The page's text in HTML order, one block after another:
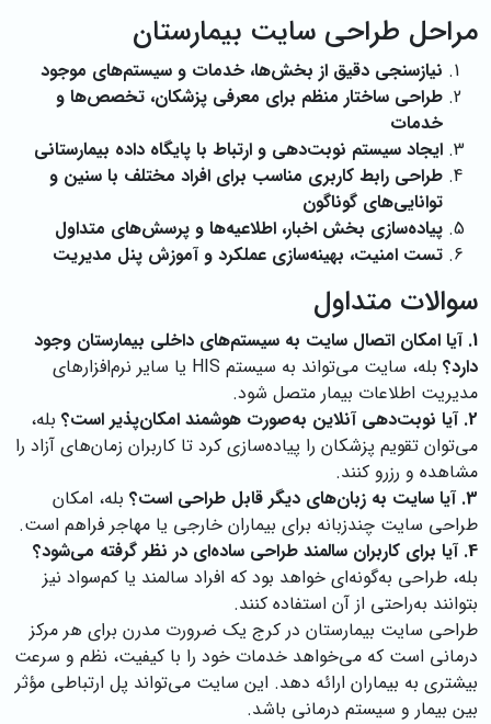
مراحل طراحی سایت بیمارستان
نیازسنجی دقیق از بخش‌ها، خدمات و سیستم‌های موجود
طراحی ساختار منظم برای معرفی پزشکان، تخصص‌ها و
خدمات
ایجاد سیستم نوبت‌دهی و ارتباط با پایگاه داده بیمارستانی
طراحی رابط کاربری مناسب برای افراد مختلف با سنین و
توانایی‌های گوناگون
پیاده‌سازی بخش اخبار، اطلاعیه‌ها و پرسش‌های متداول
تست امنیت، بهینه‌سازی عملکرد و آموزش پنل مدیریت
سوالات متداول
1. آیا امکان اتصال سایت به سیستم‌های داخلی بیمارستان وجود
دارد؟
بله، سایت می‌تواند به سیستم HIS یا سایر نرم‌افزارهای
مدیریت اطلاعات بیمار متصل شود.
2. آیا نوبت‌دهی آنلاین به‌صورت هوشمند امکان‌پذیر است؟
بله،
می‌توان تقویم پزشکان را پیاده‌سازی کرد تا کاربران زمان‌های آزاد را
مشاهده و رزرو کنند.
3. آیا سایت به زبان‌های دیگر قابل طراحی است؟
بله، امکان
طراحی سایت چندزبانه برای بیماران خارجی یا مهاجر فراهم است.
4. آیا برای کاربران سالمند طراحی ساده‌ای در نظر گرفته می‌شود؟
بله، طراحی به‌گونه‌ای خواهد بود که افراد سالمند یا کم‌سواد نیز
بتوانند به‌راحتی از آن استفاده کنند.
طراحی سایت بیمارستان در کرج یک ضرورت مدرن برای هر مرکز
درمانی است که می‌خواهد خدمات خود را با کیفیت، نظم و سرعت
بیشتری به بیماران ارائه دهد. این سایت می‌تواند پل ارتباطی مؤثر
بین بیمار و سیستم درمانی باشد.